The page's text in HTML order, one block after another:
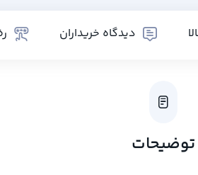
دیدگاه خریداران
توضیحات